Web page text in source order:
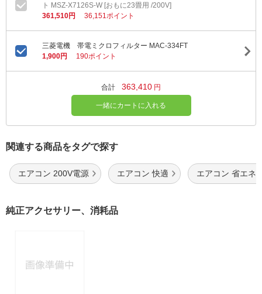
ト MSZ-X7126S-W [おもに23畳用 /200V]
361,510円
36,151ポイント
三菱電機 帯電ミクロフィルター MAC-334FT
1,900円
190ポイント
合計 363,410 円
一緒にカートに入れる
関連する商品をタグで探す
エアコン 200V電源 エアコン 快適 エアコン 省エネ
純正アクセサリー、消耗品